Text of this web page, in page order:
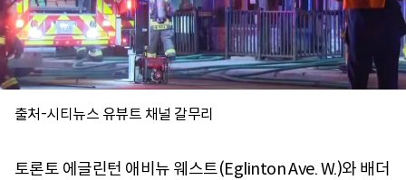
출처-시티뉴스 유뷰트 채널 갈무리
토론토 에글린턴 애비뉴 웨스트(Eglinton Ave. W.)와 배더